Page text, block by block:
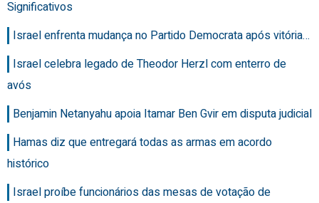
Significativos
Israel enfrenta mudança no Partido Democrata após vitória…
Israel celebra legado de Theodor Herzl com enterro de
avós
Benjamin Netanyahu apoia Itamar Ben Gvir em disputa judicial
Hamas diz que entregará todas as armas em acordo
histórico
Israel proíbe funcionários das mesas de votação de